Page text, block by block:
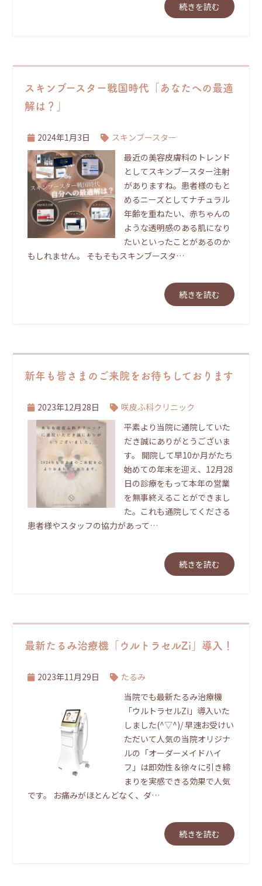
続きを読む
スキンブースター戦国時代「あなたへの最適
解は？」
2024年1月3日
スキンブースター
最近の美容皮膚科のトレンド
としてスキンブースター注射
がありますね。患者様のもと
めるニーズとしてナチュラル
年齢を重ねたい、赤ちゃんの
ような透明感のある肌になり
たいといったことがあるのか
もしれません。 そもそもスキンブースタ…
続きを読む
新年も皆さまのご来院をお待ちしております
2023年12月28日
咲皮ふ科クリニック
平素より当院に通院していた
だき誠にありがとうございま
す。 開院して早10か月がたち
始めての年末を迎え、12月28
日の診療をもって本年の営業
を無事終えることができまし
た。これも通院してくださる
患者様やスタッフの協力があって…
続きを読む
最新たるみ治療機「ウルトラセルZi」導入！
2023年11月29日
たるみ
当院でも最新たるみ治療機
「ウルトラセルZi」導入いた
しました(^▽^)/ 早速お受けい
ただいて人気の当院オリジナ
ルの「オーダーメイドハイ
フ」は即効性＆徐々に引き締
まりを実感できる効果で人気
です。 お痛みがほとんどなく、ダ…
続きを読む